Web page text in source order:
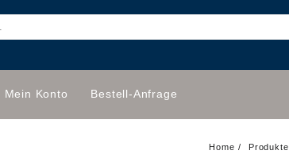
Mein Konto Bestell-Anfrage
Home Produkte